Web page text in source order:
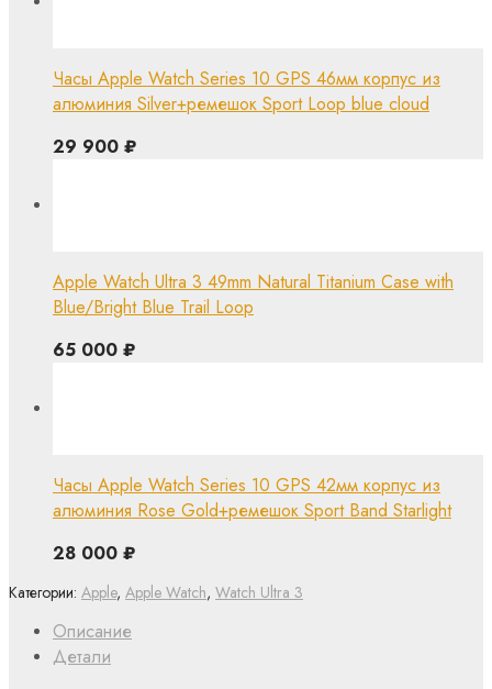
Описание
Детали
Категории: Apple, Apple Watch, Watch Ultra 3
Часы Apple Watch Series 10 GPS 46мм корпус из
алюминия Silver+ремешок Sport Loop blue cloud
29 900 ₽
Apple Watch Ultra 3 49mm Natural Titanium Case with
Blue/Bright Blue Trail Loop
65 000 ₽
Часы Apple Watch Series 10 GPS 42мм корпус из
алюминия Rose Gold+ремешок Sport Band Starlight
28 000 ₽